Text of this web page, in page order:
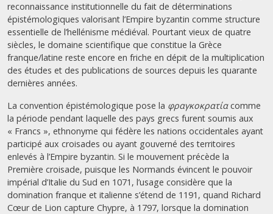
reconnaissance institutionnelle du fait de déterminations
épistémologiques valorisant l’Empire byzantin comme structure
essentielle de l’hellénisme médiéval. Pourtant vieux de quatre
siècles, le domaine scientifique que constitue la Grèce
franque/latine reste encore en friche en dépit de la multiplication
des études et des publications de sources depuis les quarante
dernières années.
La convention épistémologique pose la φραγκοκρατίαcomme
la période pendant laquelle des pays grecs furent soumis aux
« Francs », ethnonyme qui fédère les nations occidentales ayant
participé aux croisades ou ayant gouverné des territoires
enlevés à l’Empire byzantin. Si le mouvement précède la
Première croisade, puisque les Normands évincent le pouvoir
impérial d’Italie du Sud en 1071, l’usage considère que la
domination franque et italienne s’étend de 1191, quand Richard
Cœur de Lion capture Chypre, à 1797, lorsque la domination